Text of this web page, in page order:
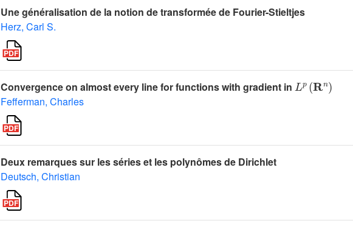
Une généralisation de la notion de transformée de Fourier-Stieltjes
Herz, Carl S.
Convergence on almost every line for functions with gradient in
( )
Fefferman, Charles
Deux remarques sur les séries et les polynômes de Dirichlet
Deutsch, Christian